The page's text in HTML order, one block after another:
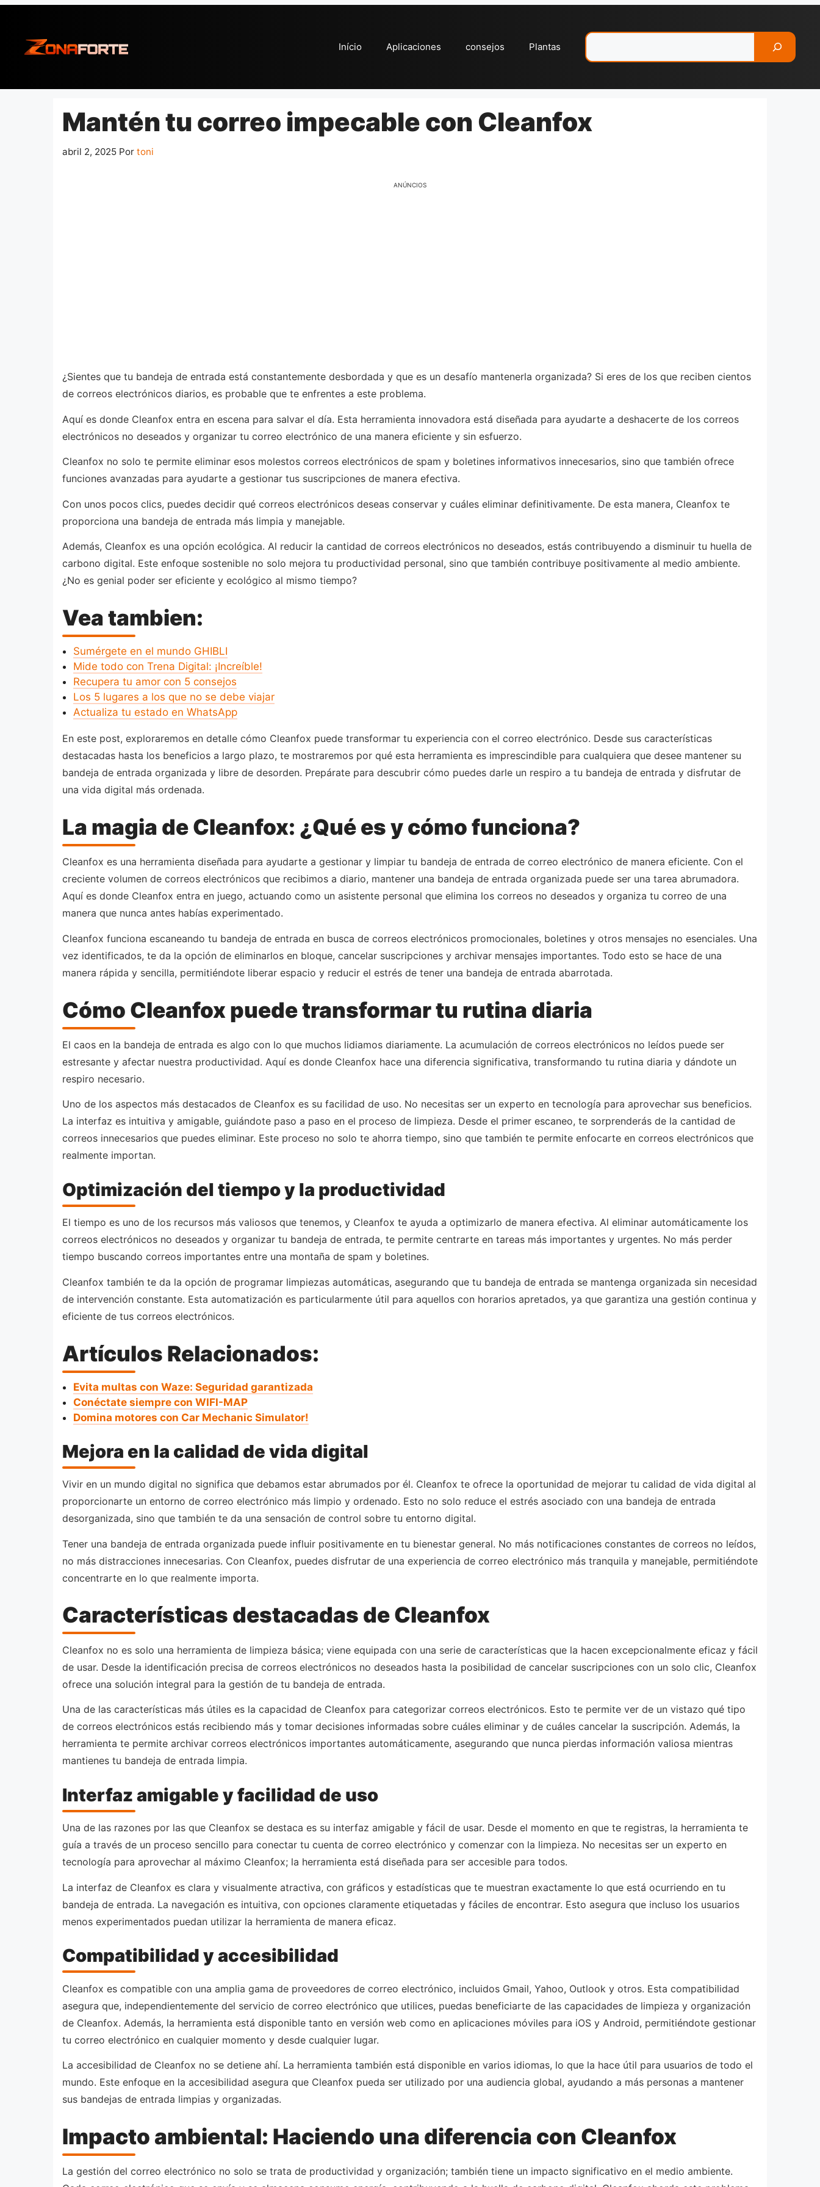
conteúdo
Início Aplicaciones consejos Plantas
Mantén tu correo impecable con Cleanfox
abril 2, 2025 Por toni
ANÚNCIOS
¿Sientes que tu bandeja de entrada está constantemente desbordada y que es un desafío mantenerla organizada? Si eres de los que reciben cientos
de correos electrónicos diarios, es probable que te enfrentes a este problema.
Aquí es donde Cleanfox entra en escena para salvar el día. Esta herramienta innovadora está diseñada para ayudarte a deshacerte de los correos
electrónicos no deseados y organizar tu correo electrónico de una manera eficiente y sin esfuerzo.
Cleanfox no solo te permite eliminar esos molestos correos electrónicos de spam y boletines informativos innecesarios, sino que también ofrece
funciones avanzadas para ayudarte a gestionar tus suscripciones de manera efectiva.
Con unos pocos clics, puedes decidir qué correos electrónicos deseas conservar y cuáles eliminar definitivamente. De esta manera, Cleanfox te
proporciona una bandeja de entrada más limpia y manejable.
Además, Cleanfox es una opción ecológica. Al reducir la cantidad de correos electrónicos no deseados, estás contribuyendo a disminuir tu huella de
carbono digital. Este enfoque sostenible no solo mejora tu productividad personal, sino que también contribuye positivamente al medio ambiente.
¿No es genial poder ser eficiente y ecológico al mismo tiempo?
Vea tambien:
Sumérgete en el mundo GHIBLI
Mide todo con Trena Digital: ¡Increíble!
Recupera tu amor con 5 consejos
Los 5 lugares a los que no se debe viajar
Actualiza tu estado en WhatsApp
En este post, exploraremos en detalle cómo Cleanfox puede transformar tu experiencia con el correo electrónico. Desde sus características
destacadas hasta los beneficios a largo plazo, te mostraremos por qué esta herramienta es imprescindible para cualquiera que desee mantener su
bandeja de entrada organizada y libre de desorden. Prepárate para descubrir cómo puedes darle un respiro a tu bandeja de entrada y disfrutar de
una vida digital más ordenada.
La magia de Cleanfox: ¿Qué es y cómo funciona?
Cleanfox es una herramienta diseñada para ayudarte a gestionar y limpiar tu bandeja de entrada de correo electrónico de manera eficiente. Con el
creciente volumen de correos electrónicos que recibimos a diario, mantener una bandeja de entrada organizada puede ser una tarea abrumadora.
Aquí es donde Cleanfox entra en juego, actuando como un asistente personal que elimina los correos no deseados y organiza tu correo de una
manera que nunca antes habías experimentado.
Cleanfox funciona escaneando tu bandeja de entrada en busca de correos electrónicos promocionales, boletines y otros mensajes no esenciales. Una
vez identificados, te da la opción de eliminarlos en bloque, cancelar suscripciones y archivar mensajes importantes. Todo esto se hace de una
manera rápida y sencilla, permitiéndote liberar espacio y reducir el estrés de tener una bandeja de entrada abarrotada.
Cómo Cleanfox puede transformar tu rutina diaria
El caos en la bandeja de entrada es algo con lo que muchos lidiamos diariamente. La acumulación de correos electrónicos no leídos puede ser
estresante y afectar nuestra productividad. Aquí es donde Cleanfox hace una diferencia significativa, transformando tu rutina diaria y dándote un
respiro necesario.
Uno de los aspectos más destacados de Cleanfox es su facilidad de uso. No necesitas ser un experto en tecnología para aprovechar sus beneficios.
La interfaz es intuitiva y amigable, guiándote paso a paso en el proceso de limpieza. Desde el primer escaneo, te sorprenderás de la cantidad de
correos innecesarios que puedes eliminar. Este proceso no solo te ahorra tiempo, sino que también te permite enfocarte en correos electrónicos que
realmente importan.
Optimización del tiempo y la productividad
El tiempo es uno de los recursos más valiosos que tenemos, y Cleanfox te ayuda a optimizarlo de manera efectiva. Al eliminar automáticamente los
correos electrónicos no deseados y organizar tu bandeja de entrada, te permite centrarte en tareas más importantes y urgentes. No más perder
tiempo buscando correos importantes entre una montaña de spam y boletines.
Cleanfox también te da la opción de programar limpiezas automáticas, asegurando que tu bandeja de entrada se mantenga organizada sin necesidad
de intervención constante. Esta automatización es particularmente útil para aquellos con horarios apretados, ya que garantiza una gestión continua y
eficiente de tus correos electrónicos.
Artículos Relacionados:
Evita multas con Waze: Seguridad garantizada
Conéctate siempre con WIFI-MAP
Domina motores con Car Mechanic Simulator!
Mejora en la calidad de vida digital
Vivir en un mundo digital no significa que debamos estar abrumados por él. Cleanfox te ofrece la oportunidad de mejorar tu calidad de vida digital al
proporcionarte un entorno de correo electrónico más limpio y ordenado. Esto no solo reduce el estrés asociado con una bandeja de entrada
desorganizada, sino que también te da una sensación de control sobre tu entorno digital.
Tener una bandeja de entrada organizada puede influir positivamente en tu bienestar general. No más notificaciones constantes de correos no leídos,
no más distracciones innecesarias. Con Cleanfox, puedes disfrutar de una experiencia de correo electrónico más tranquila y manejable, permitiéndote
concentrarte en lo que realmente importa.
Características destacadas de Cleanfox
Cleanfox no es solo una herramienta de limpieza básica; viene equipada con una serie de características que la hacen excepcionalmente eficaz y fácil
de usar. Desde la identificación precisa de correos electrónicos no deseados hasta la posibilidad de cancelar suscripciones con un solo clic, Cleanfox
ofrece una solución integral para la gestión de tu bandeja de entrada.
Una de las características más útiles es la capacidad de Cleanfox para categorizar correos electrónicos. Esto te permite ver de un vistazo qué tipo
de correos electrónicos estás recibiendo más y tomar decisiones informadas sobre cuáles eliminar y de cuáles cancelar la suscripción. Además, la
herramienta te permite archivar correos electrónicos importantes automáticamente, asegurando que nunca pierdas información valiosa mientras
mantienes tu bandeja de entrada limpia.
Interfaz amigable y facilidad de uso
Una de las razones por las que Cleanfox se destaca es su interfaz amigable y fácil de usar. Desde el momento en que te registras, la herramienta te
guía a través de un proceso sencillo para conectar tu cuenta de correo electrónico y comenzar con la limpieza. No necesitas ser un experto en
tecnología para aprovechar al máximo Cleanfox; la herramienta está diseñada para ser accesible para todos.
La interfaz de Cleanfox es clara y visualmente atractiva, con gráficos y estadísticas que te muestran exactamente lo que está ocurriendo en tu
bandeja de entrada. La navegación es intuitiva, con opciones claramente etiquetadas y fáciles de encontrar. Esto asegura que incluso los usuarios
menos experimentados puedan utilizar la herramienta de manera eficaz.
Compatibilidad y accesibilidad
Cleanfox es compatible con una amplia gama de proveedores de correo electrónico, incluidos Gmail, Yahoo, Outlook y otros. Esta compatibilidad
asegura que, independientemente del servicio de correo electrónico que utilices, puedas beneficiarte de las capacidades de limpieza y organización
de Cleanfox. Además, la herramienta está disponible tanto en versión web como en aplicaciones móviles para iOS y Android, permitiéndote gestionar
tu correo electrónico en cualquier momento y desde cualquier lugar.
La accesibilidad de Cleanfox no se detiene ahí. La herramienta también está disponible en varios idiomas, lo que la hace útil para usuarios de todo el
mundo. Este enfoque en la accesibilidad asegura que Cleanfox pueda ser utilizado por una audiencia global, ayudando a más personas a mantener
sus bandejas de entrada limpias y organizadas.
Impacto ambiental: Haciendo una diferencia con Cleanfox
La gestión del correo electrónico no solo se trata de productividad y organización; también tiene un impacto significativo en el medio ambiente.